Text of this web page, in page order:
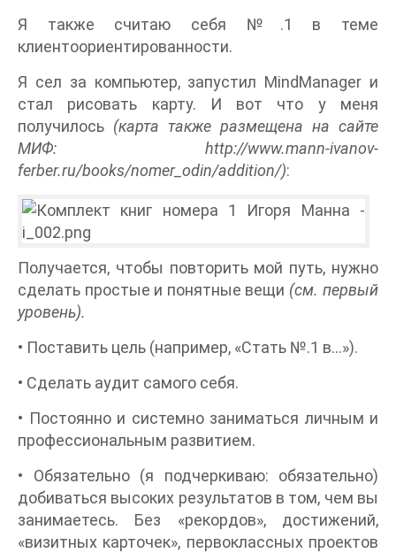
Я также считаю себя №.1 в теме
клиентоориентированности.
Я сел за компьютер, запустил MindManager и
стал рисовать карту. И вот что у меня
получилось (карта также размещена на сайте
МИФ: http://www.mann-ivanov-
ferber.ru/books/nomer_odin/addition/):
Получается, чтобы повторить мой путь, нужно
сделать простые и понятные вещи (см. первый
уровень).
• Поставить цель (например, «Стать №.1 в…»).
• Сделать аудит самого себя.
• Постоянно и системно заниматься личным и
профессиональным развитием.
• Обязательно (я подчеркиваю: обязательно)
добиваться высоких результатов в том, чем вы
занимаетесь. Без «рекордов», достижений,
«визитных карточек», первоклассных проектов